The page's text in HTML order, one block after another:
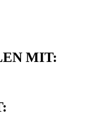
MIT: